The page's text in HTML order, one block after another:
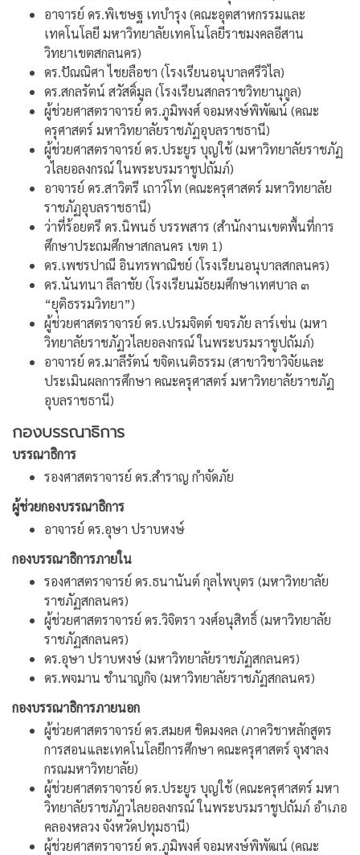
อาจารย์ ดร.พิเชษฐ เทบำรุง (คณะอุตสาหกรรมและ
เทคโนโลยี มหาวิทยาลัยเทคโนโลยีราชมงคลอีสาน
วิทยาเขตสกลนคร)
ดร.ปัณณิศา ไชยลือชา (โรงเรียนอนุบาลศรีวิไล)
ดร.สกลรัตน์ สวัสดิ์มูล (โรงเรียนสกลราชวิทยานุกูล)
ผู้ช่วยศาสตราจารย์ ดร.ภูมิพงศ์ จอมหงษ์พิพัฒน์ (คณะ
ครุศาสตร์ มหาวิทยาลัยราชภัฏอุบลราชธานี)
ผู้ช่วยศาสตราจารย์ ดร.ประยูร บุญใช้ (มหาวิทยาลัยราชภัฏ
วไลยอลงกรณ์ ในพระบรมราชูปถัมภ์)
อาจารย์ ดร.สาวิตรี เถาว์โท (คณะครุศาสตร์ มหาวิทยาลัย
ราชภัฏอุบลราชธานี)
ว่าที่ร้อยตรี ดร.นิพนธ์ บรรพสาร (สำนักงานเขตพื้นที่การ
ศึกษาประถมศึกษาสกลนคร เขต 1)
ดร.เพชรปาณี อินทรพาณิชย์ (โรงเรียนอนุบาลสกลนคร)
ดร.นันทนา ลีลาชัย (โรงเรียนมัธยมศึกษาเทศบาล ๓
“ยุติธรรมวิทยา”)
ผู้ช่วยศาสตราจารย์ ดร.เปรมจิตต์ ขจรภัย ลาร์เซ่น (มหา
วิทยาลัยราชภัฏวไลยอลงกรณ์ ในพระบรมราชูปถัมภ์)
อาจารย์ ดร.มาลีรัตน์ ขจิตเนติธรรม (สาขาวิชาวิจัยและ
ประเมินผลการศึกษา คณะครุศาสตร์ มหาวิทยาลัยราชภัฏ
อุบลราชธานี)
กองบรรณาธิการ
บรรณาธิการ
รองศาสตราจารย์ ดร.สำราญ กำจัดภัย
ผู้ช่วยกองบรรณาธิการ
อาจารย์ ดร.อุษา ปราบหงษ์
กองบรรณาธิการภายใน
รองศาสตราจารย์ ดร.ธนานันต์ กุลไพบุตร (มหาวิทยาลัย
ราชภัฏสกลนคร)
ผู้ช่วยศาสตราจารย์ ดร.วิจิตรา วงศ์อนุสิทธิ์ (มหาวิทยาลัย
ราชภัฏสกลนคร)
ดร.อุษา ปราบหงษ์ (มหาวิทยาลัยราชภัฏสกลนคร)
ดร.พจมาน ชำนาญกิจ (มหาวิทยาลัยราชภัฏสกลนคร)
กองบรรณาธิการภายนอก
ผู้ช่วยศาสตราจารย์ ดร.สมยศ ชิดมงคล (ภาควิชาหลักสูตร
การสอนและเทคโนโลยีการศึกษา คณะครุศาสตร์ จุฬาลง
กรณมหาวิทยาลัย)
ผู้ช่วยศาสตราจารย์ ดร.ประยูร บุญใช้ (คณะครุศาสตร์ มหา
วิทยาลัยราชภัฏวไลยอลงกรณ์ ในพระบรมราชูปถัมภ์ อำเภอ
คลองหลวง จังหวัดปทุมธานี)
ผู้ช่วยศาสตราจารย์ ดร.ภูมิพงศ์ จอมหงษ์พิพัฒน์ (คณะ